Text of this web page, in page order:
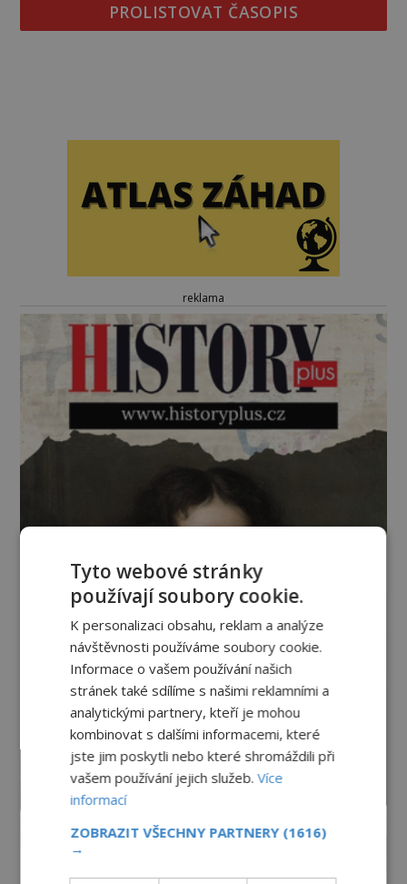
PROLISTOVAT ČASOPIS
reklama
Tyto webové stránky
používají soubory cookie.
K personalizaci obsahu, reklam a analýze
návštěvnosti používáme soubory cookie.
Informace o vašem používání našich
stránek také sdílíme s našimi reklamními a
analytickými partnery, kteří je mohou
kombinovat s dalšími informacemi, které
jste jim poskytli nebo které shromáždili při
vašem používání jejich služeb.Více
informací
ZOBRAZIT VŠECHNY PARTNERY (1616)
→